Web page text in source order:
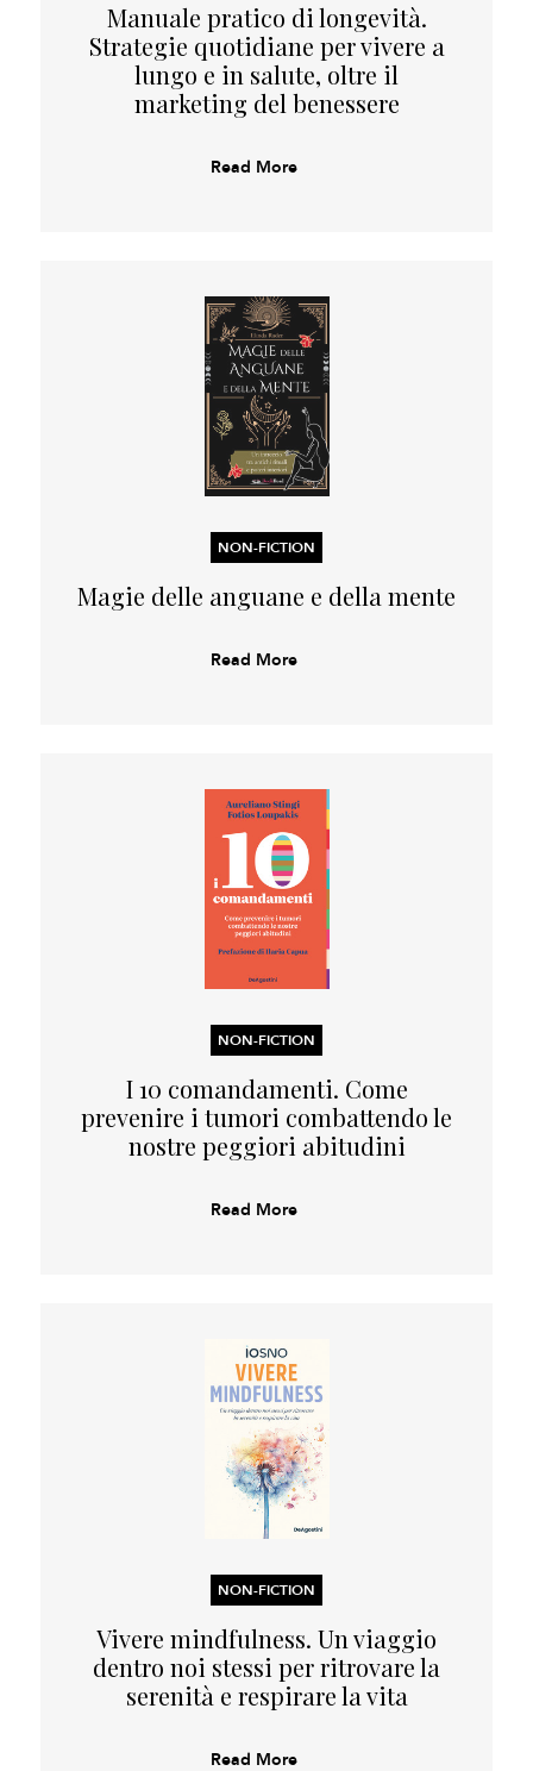
Manuale pratico di longevità.
Strategie quotidiane per vivere a
lungo e in salute, oltre il
marketing del benessere
Read More
NON-FICTION
Magie delle anguane e della mente
Read More
NON-FICTION
I 10 comandamenti. Come
prevenire i tumori combattendo le
nostre peggiori abitudini
Read More
NON-FICTION
Vivere mindfulness. Un viaggio
dentro noi stessi per ritrovare la
serenità e respirare la vita
Read More